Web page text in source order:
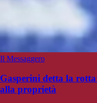
Il Messaggero
Gasperini detta la
alla proprietà